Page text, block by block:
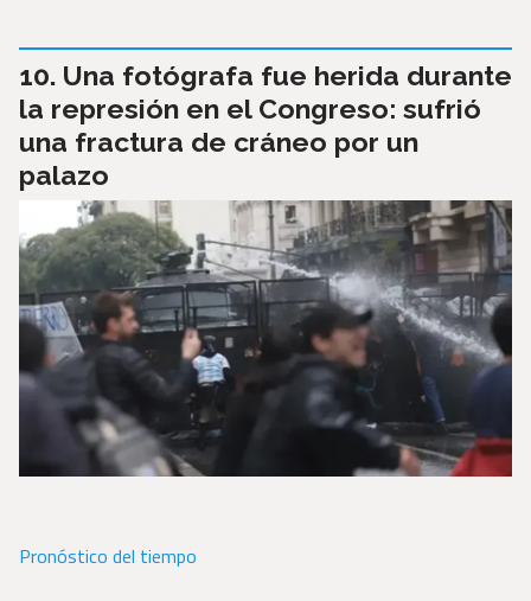
Una fotógrafa fue herida durante
la represión en el Congreso: sufrió
una fractura de cráneo por un
palazo
Pronóstico del tiempo